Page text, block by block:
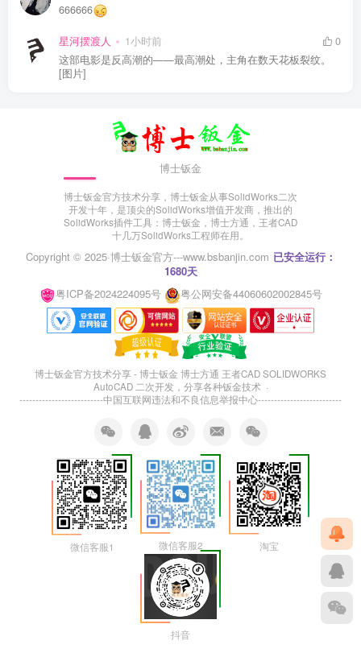
666666
星河摆渡人 1小时前
0
这部电影是反高潮的——最高潮处，主角在数天花板裂纹。
[图片]
博士钣金
博士钣金官方技术分享，博士钣金从事SolidWorks二次
开发十年，是顶尖的SolidWorks增值开发商，推出的
SolidWorks插件工具：博士钣金，博士方通，王者CAD
十几万SolidWorks工程师在用。
Copyright © 2025·博士钣金官方---www.bsbanjin.com 已安全运行：
1680天
粤ICP备2024224095号
粤公网安备44060602002845号
博士钣金官方技术分享 - 博士钣金 博士方通 王者CAD SOLIDWORKS
AutoCAD 二次开发，分享各种钣金技术 ·
--------------------------中国互联网违法和不良信息举报中心--------------------------
微信客服1 微信客服2 淘宝
抖音